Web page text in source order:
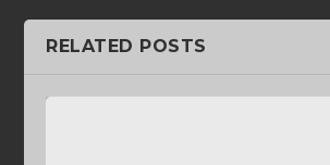
RELATED POSTS